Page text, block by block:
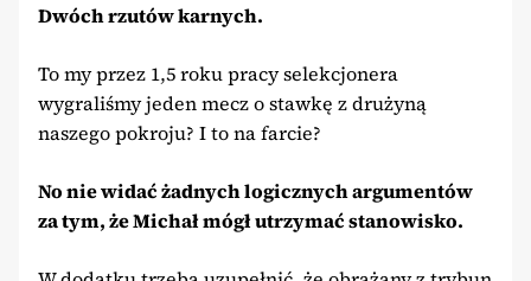
Dwóch rzutów karnych.
To my przez 1,5 roku pracy selekcjonera
wygraliśmy jeden mecz o stawkę z drużyną
naszego pokroju? I to na farcie?
No nie widać żadnych logicznych argumentów
za tym, że Michał mógł utrzymać stanowisko.